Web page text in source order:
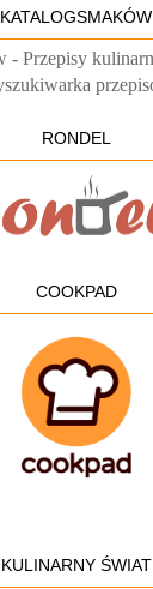
KATALOGSMAKÓW
RONDEL
COOKPAD
KULINARNY ŚWIAT